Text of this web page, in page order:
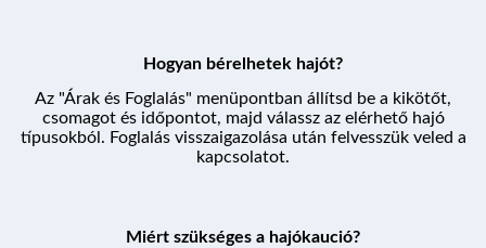
Hogyan bérelhetek hajót?
Az "Árak és Foglalás" menüpontban állítsd be a kikötőt,
csomagot és időpontot, majd válassz az elérhető hajó
típusokból. Foglalás visszaigazolása után felvesszük veled a
kapcsolatot.
Miért szükséges a hajókaució?